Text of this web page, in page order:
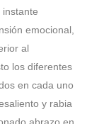
emocional,
al
los diferentes
en cada uno
y rabia